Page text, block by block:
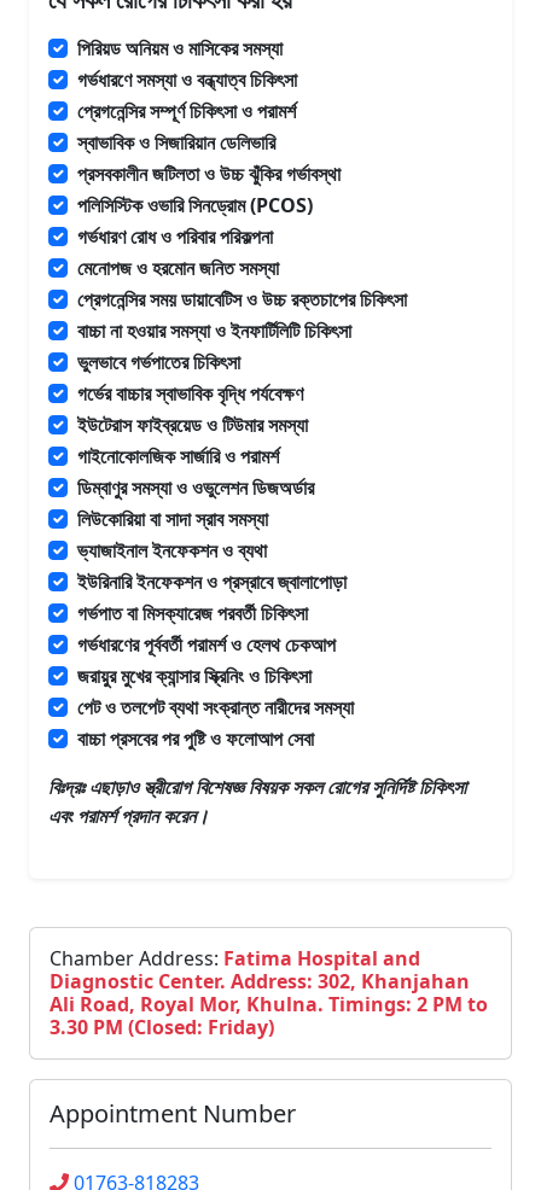
পিরিয়ড অনিয়ম ও মাসিকের সমস্যা
গর্ভধারণে সমস্যা ও বন্ধ্যাত্ব চিকিৎসা
প্রেগনেন্সির সম্পূর্ণ চিকিৎসা ও পরামর্শ
স্বাভাবিক ও সিজারিয়ান ডেলিভারি
প্রসবকালীন জটিলতা ও উচ্চ ঝুঁকির গর্ভাবস্থা
পলিসিস্টিক ওভারি সিনড্রোম (PCOS)
গর্ভধারণ রোধ ও পরিবার পরিকল্পনা
মেনোপজ ও হরমোন জনিত সমস্যা
প্রেগনেন্সির সময় ডায়াবেটিস ও উচ্চ রক্তচাপের চিকিৎসা
বাচ্চা না হওয়ার সমস্যা ও ইনফার্টিলিটি চিকিৎসা
ভুলভাবে গর্ভপাতের চিকিৎসা
গর্ভের বাচ্চার স্বাভাবিক বৃদ্ধি পর্যবেক্ষণ
ইউটেরাস ফাইব্রয়েড ও টিউমার সমস্যা
গাইনোকোলজিক সার্জারি ও পরামর্শ
ডিম্বাণুর সমস্যা ও ওভুলেশন ডিজঅর্ডার
লিউকোরিয়া বা সাদা স্রাব সমস্যা
ভ্যাজাইনাল ইনফেকশন ও ব্যথা
ইউরিনারি ইনফেকশন ও প্রস্রাবে জ্বালাপোড়া
গর্ভপাত বা মিসক্যারেজ পরবর্তী চিকিৎসা
গর্ভধারণের পূর্ববর্তী পরামর্শ ও হেলথ চেকআপ
জরায়ুর মুখের ক্যান্সার স্ক্রিনিং ও চিকিৎসা
পেট ও তলপেট ব্যথা সংক্রান্ত নারীদের সমস্যা
বাচ্চা প্রসবের পর পুষ্টি ও ফলোআপ সেবা
বিঃদ্রঃ এছাড়াওস্ত্রীরোগ বিশেষজ্ঞবিষয়ক সকল রোগের সুনির্দিষ্ট চিকিৎসা
এবং পরামর্শ প্রদান করেন।
Chamber Address: Fatima Hospital and
Diagnostic Center. Address: 302, Khanjahan
Ali Road, Royal Mor, Khulna. Timings: 2 PM to
3.30 PM (Closed: Friday)
Appointment Number
01763-818283